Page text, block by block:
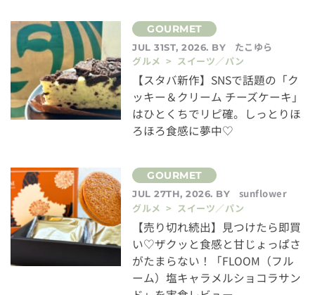
JUL 31ST, 2026. BY
たこゆら
グルメ > スイーツ／パン
【スタバ新作】SNSで話題の「ク
ッキー＆クリーム チーズケーキ」
はひとくちでリピ確。しっとりほ
ろほろ食感に夢中♡
JUL 27TH, 2026. BY
sunflower
グルメ > スイーツ／パン
【売り切れ続出】見つけたら即買
い♡ザクッと食感と甘じょっぱさ
がたまらない！「FLOOM（フル
ーム）塩キャラメルショコラサン